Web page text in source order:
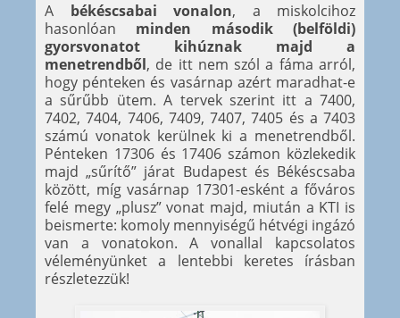
A békéscsabai vonalon, a miskolcihoz
hasonlóan minden második (belföldi)
gyorsvonatot kihúznak majd a
menetrendből, de itt nem szól a fáma arról,
hogy pénteken és vasárnap azért maradhat-e
a sűrűbb ütem. A tervek szerint itt a 7400,
7402, 7404, 7406, 7409, 7407, 7405 és a 7403
számú vonatok kerülnek ki a menetrendből.
Pénteken 17306 és 17406 számon közlekedik
majd „sűrítő” járat Budapest és Békéscsaba
között, míg vasárnap 17301-esként a főváros
felé megy „plusz” vonat majd, miután a KTI is
beismerte: komoly mennyiségű hétvégi ingázó
van a vonatokon. A vonallal kapcsolatos
véleményünket a lentebbi keretes írásban
részletezzük!